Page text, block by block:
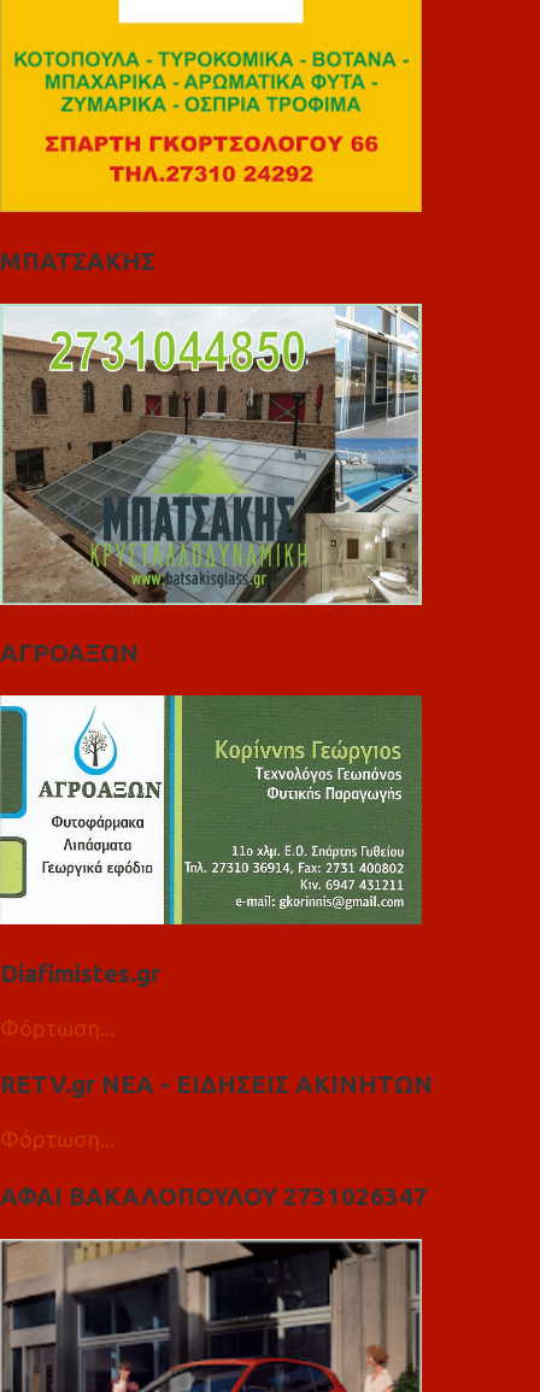
ΜΠΑΤΣΑΚΗΣ
ΑΓΡΟΑΞΩΝ
Diafimistes.gr
Φόρτωση...
RETV.gr ΝΕΑ - ΕΙΔΗΣΕΙΣ ΑΚΙΝΗΤΩΝ
Φόρτωση...
ΑΦΑΙ ΒΑΚΑΛΟΠΟΥΛΟΥ 2731026347